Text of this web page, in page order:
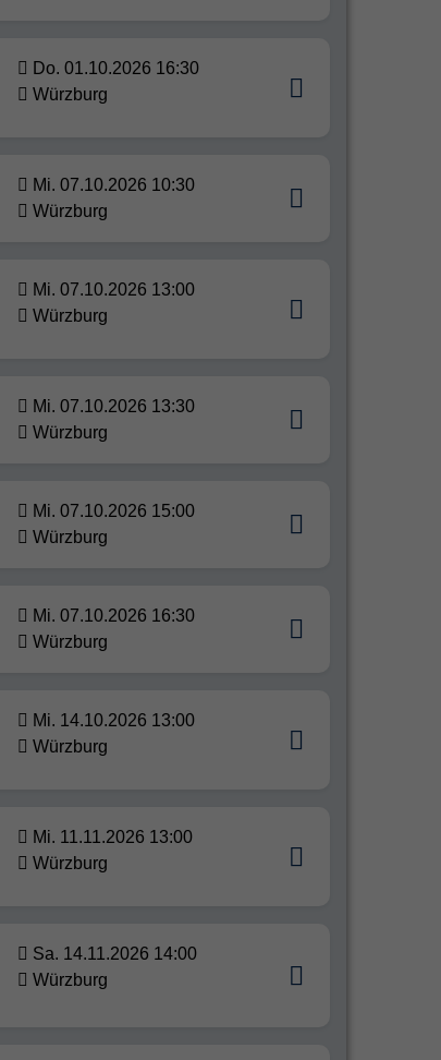
Do. 01.10.2026 16:30
Würzburg
Mi. 07.10.2026 10:30
Würzburg
Mi. 07.10.2026 13:00
Würzburg
Mi. 07.10.2026 13:30
Würzburg
Mi. 07.10.2026 15:00
Würzburg
Mi. 07.10.2026 16:30
Würzburg
Mi. 14.10.2026 13:00
Würzburg
Mi. 11.11.2026 13:00
Würzburg
Sa. 14.11.2026 14:00
Würzburg